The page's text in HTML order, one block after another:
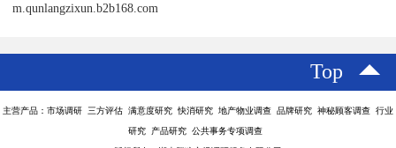
m.qunlangzixun.b2b168.com
Top
主营产品：市场调研 三方评估 满意度研究 快消研究 地产物业调查 品牌研究 神秘顾客调查 行业
研究 产品研究 公共事务专项调查